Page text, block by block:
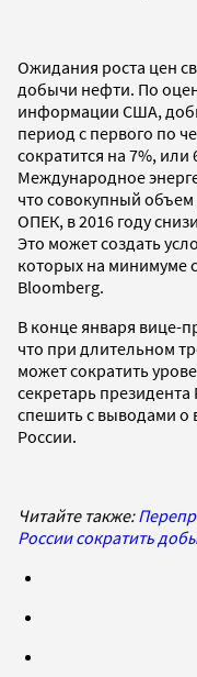
Ожидания роста цен
добычи нефти. По
информации США,
период с первого по
сократится на 7%, или
Международное
что совокупный
ОПЕК, в 2016 году
Это может создать
которых на минимуме
Bloomberg.
В конце января вице-
что при длительном
может сократить
секретарь
спешить с выводами
России.
Читайте также:
России сократить